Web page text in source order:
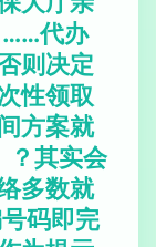
……代办
则决定
性领取
方案就
？其实会
多数就
码即完